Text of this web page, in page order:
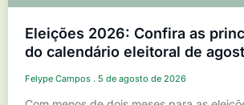
Eleições 2026: Confira as
do calendário eleitoral de
Felype Campos 5 de agosto de 2026